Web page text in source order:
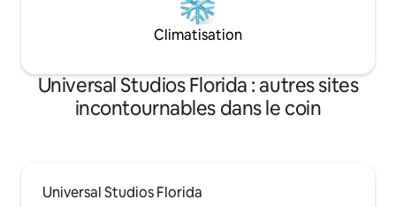
Climatisation
Universal Studios Florida : autres sites
incontournables dans le coin
Universal Studios Florida